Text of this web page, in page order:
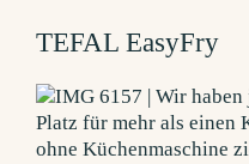
TEFAL EasyFry